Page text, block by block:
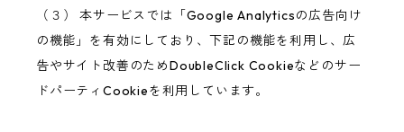
（３） 本サービスでは「Google Analyticsの広告向け
の機能」を有効にしており、下記の機能を利用し、広
告やサイト改善のためDoubleClick Cookieなどのサー
ドパーティCookieを利用しています。